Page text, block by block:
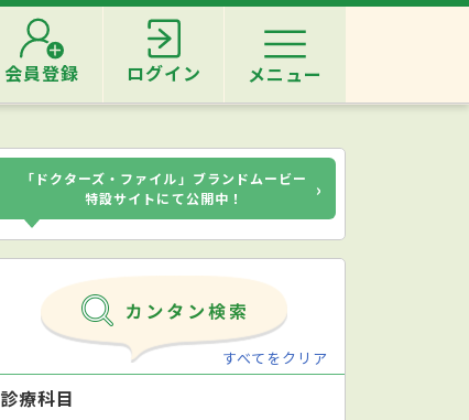
会員登録 ログイン メニュー
「ドクターズ・ファイル」ブランドムービー
特設サイトにて公開中！
›
すべてをクリア
診療科目